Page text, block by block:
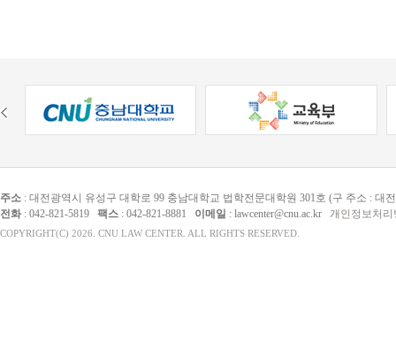
주소 : 대전광역시 유성구 대학로 99 충남대학교 법학전문대학원 301호 (구 주소 : 대
전화 : 042-821-5819 팩스 : 042-821-8881 이메일 : lawcenter@cnu.ac.kr 개인정보처리
COPYRIGHT(C) 2026. CNU LAW CENTER. ALL RIGHTS RESERVED.